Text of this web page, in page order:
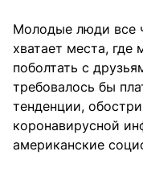
Молодые люди все
хватает места,
поболтать с
требовалось бы
тенденции,
коронавирусной
американские